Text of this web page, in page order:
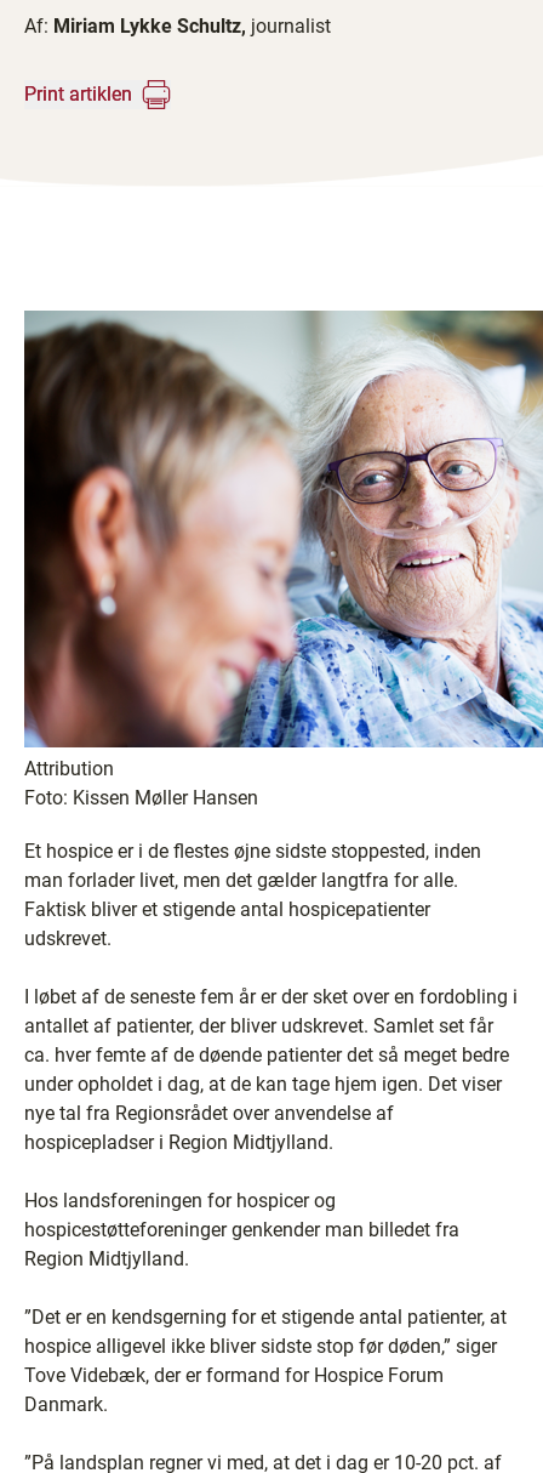
Af: Miriam Lykke Schultz, journalist
Print artiklen
Attribution
Foto: Kissen Møller Hansen
Et hospice er i de flestes øjne sidste stoppested, inden
man forlader livet, men det gælder langtfra for alle.
Faktisk bliver et stigende antal hospicepatienter
udskrevet.
I løbet af de seneste fem år er der sket over en fordobling i
antallet af patienter, der bliver udskrevet. Samlet set får
ca. hver femte af de døende patienter det så meget bedre
under opholdet i dag, at de kan tage hjem igen. Det viser
nye tal fra Regionsrådet over anvendelse af
hospicepladser i Region Midtjylland.
Hos landsforeningen for hospicer og
hospicestøtteforeninger genkender man billedet fra
Region Midtjylland.
”Det er en kendsgerning for et stigende antal patienter, at
hospice alligevel ikke bliver sidste stop før døden,” siger
Tove Videbæk, der er formand for Hospice Forum
Danmark.
”På landsplan regner vi med, at det i dag er 10-20 pct. af